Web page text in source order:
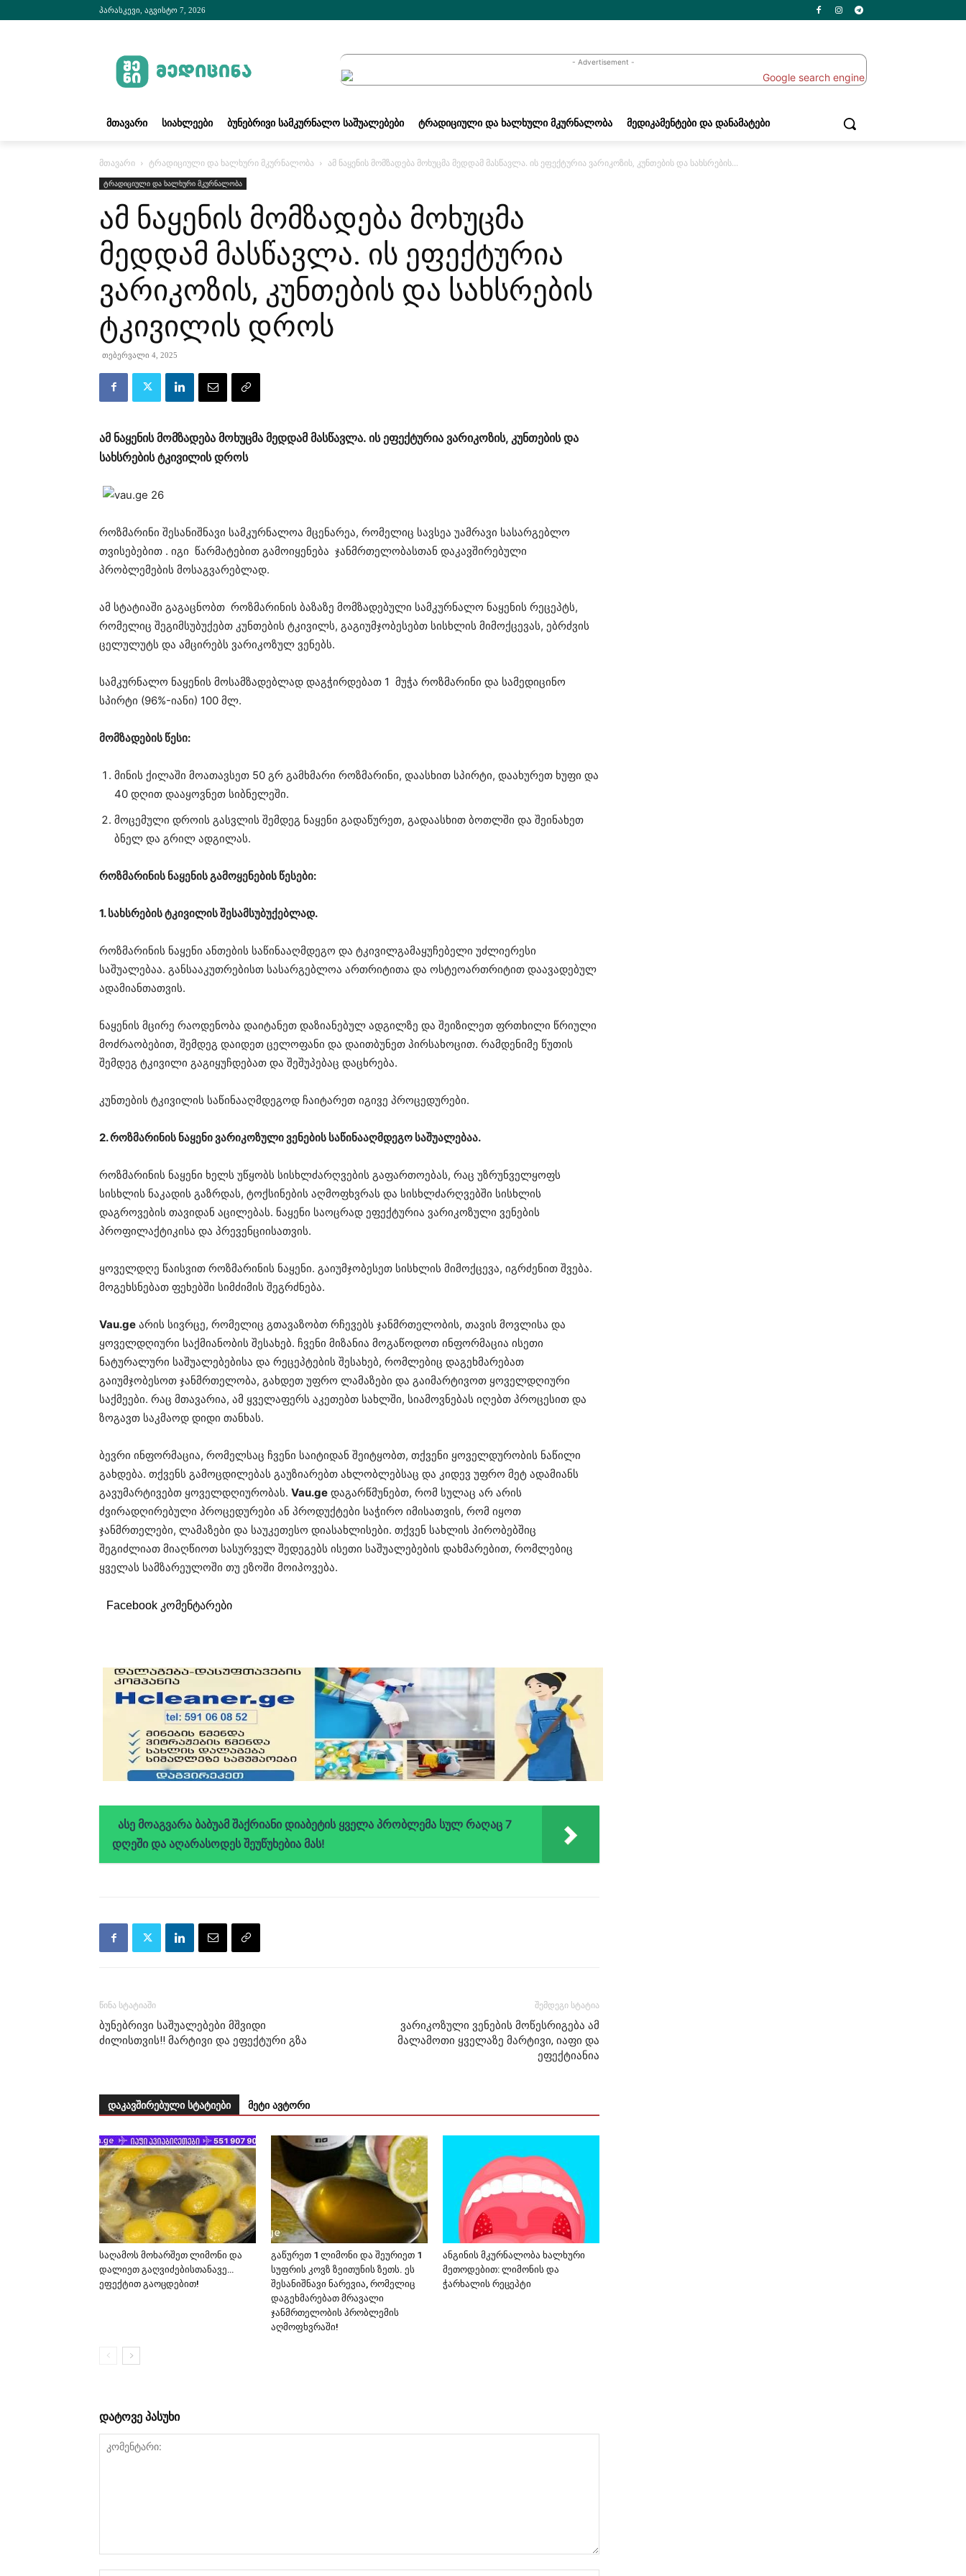
პარასკევი, აგვისტო 7, 2026
- Advertisement -
ᲛᲗᲐᲕᲐᲠᲘ ᲡᲘᲐᲮᲚᲔᲔᲑᲘ ᲑᲣᲜᲔᲑᲠᲘᲕᲘ ᲡᲐᲛᲙᲣᲠᲜᲐᲚᲝ ᲡᲐᲨᲣᲐᲚᲔᲑᲔᲑᲘ ᲢᲠᲐᲓᲘᲪᲘᲣᲚᲘ ᲓᲐ ᲮᲐᲚᲮᲣᲚᲘ ᲛᲙᲣᲠᲜᲐᲚᲝᲑᲐ ᲛᲔᲓᲘᲙᲐᲛᲔᲜᲢᲔᲑᲘ ᲓᲐ ᲓᲐᲜᲐᲛᲐᲢᲔᲑᲘ
მთავარი ტრადიციული და ხალხური მკურნალობა ამ ნაყენის მომზადება მოხუცმა მედდამ მასწავლა. ის ეფექტურია ვარიკოზის, კუნთების და სახსრების...
ტრადიციული და ხალხური მკურნალობა
ამ ნაყენის მომზადება მოხუცმა
მედდამ მასწავლა. ის ეფექტურია
ვარიკოზის, კუნთების და სახსრების
ტკივილის დროს
თებერვალი 4, 2025
ამ ნაყენის მომზადება მოხუცმა მედდამ მასწავლა. ის ეფექტურია ვარიკოზის, კუნთების და
სახსრების ტკივილის დროს
როზმარინი შესანიშნავი სამკურნალოა მცენარეა, რომელიც სავსეა უამრავი სასარგებლო
თვისებებით . იგი წარმატებით გამოიყენება ჯანმრთელობასთან დაკავშირებული
პრობლემების მოსაგვარებლად.
ამ სტატიაში გაგაცნობთ როზმარინის ბაზაზე მომზადებული სამკურნალო ნაყენის რეცეპტს,
რომელიც შეგიმსუბუქებთ კუნთების ტკივილს, გაგიუმჯობესებთ სისხლის მიმოქცევას, ებრძვის
ცელულუტს და ამცირებს ვარიკოზულ ვენებს.
სამკურნალო ნაყენის მოსამზადებლად დაგჭირდებათ 1 მუჭა როზმარინი და სამედიცინო
სპირტი (96%-იანი) 100 მლ.
მომზადების წესი:
მინის ქილაში მოათავსეთ 50 გრ გამხმარი როზმარინი, დაასხით სპირტი, დაახურეთ ხუფი და
40 დღით დააყოვნეთ სიბნელეში.
მოცემული დროის გასვლის შემდეგ ნაყენი გადაწურეთ, გადაასხით ბოთლში და შეინახეთ
ბნელ და გრილ ადგილას.
როზმარინის ნაყენის გამოყენების წესები:
1. სახსრების ტკივილის შესამსუბუქებლად.
როზმარინის ნაყენი ანთების საწინააღმდეგო და ტკივილგამაყუჩებელი უძლიერესი
საშუალებაა. განსააკუთრებისთ სასარგებლოა ართრიტითა და ოსტეოართრიტით დაავადებულ
ადამიანთათვის.
ნაყენის მცირე რაოდენობა დაიტანეთ დაზიანებულ ადგილზე და შეიზილეთ ფრთხილი წრიული
მოძრაობებით, შემდეგ დაიდეთ ცელოფანი და დაითბუნეთ პირსახოცით. რამდენიმე წუთის
შემდეგ ტკივილი გაგიყუჩდებათ და შეშუპებაც დაცხრება.
კუნთების ტკივილის საწინააღმდეგოდ ჩაიტარეთ იგივე პროცედურები.
2. როზმარინის ნაყენი ვარიკოზული ვენების საწინააღმდეგო საშუალებაა.
როზმარინის ნაყენი ხელს უწყობს სისხლძარღვების გაფართოებას, რაც უზრუნველყოფს
სისხლის ნაკადის გაზრდას, ტოქსინების აღმოფხვრას და სისხლძარღვებში სისხლის
დაგროვების თავიდან აცილებას. ნაყენი საოცრად ეფექტურია ვარიკოზული ვენების
პროფილაქტიკისა და პრევენციისათვის.
ყოველდღე წაისვით როზმარინის ნაყენი. გაიუმჯობესეთ სისხლის მიმოქცევა, იგრძენით შვება.
მოგეხსნებათ ფეხებში სიმძიმის შეგრძნება.
Vau.ge არის სივრცე, რომელიც გთავაზობთ რჩევებს ჯანმრთელობის, თავის მოვლისა და
ყოველდღიური საქმიანობის შესახებ. ჩვენი მიზანია მოგაწოდოთ ინფორმაცია ისეთი
ნატურალური საშუალებებისა და რეცეპტების შესახებ, რომლებიც დაგეხმარებათ
გაიუმჯობესოთ ჯანმრთელობა, გახდეთ უფრო ლამაზები და გაიმარტივოთ ყოველდღიური
საქმეები. რაც მთავარია, ამ ყველაფერს აკეთებთ სახლში, სიამოვნებას იღებთ პროცესით და
ზოგავთ საკმაოდ დიდი თანხას.
ბევრი ინფორმაცია, რომელსაც ჩვენი საიტიდან შეიტყობთ, თქვენი ყოველდურობის ნაწილი
გახდება. თქვენს გამოცდილებას გაუზიარებთ ახლობლებსაც და კიდევ უფრო მეტ ადამიანს
გავუმარტივებთ ყოველდღიურობას. Vau.ge დაგარწმუნებთ, რომ სულაც არ არის
ძვირადღირებული პროცედურები ან პროდუქტები საჭირო იმისათვის, რომ იყოთ
ჯანმრთელები, ლამაზები და საუკეთესო დიასახლისები. თქვენ სახლის პირობებშიც
შეგიძლიათ მიაღწიოთ სასურველ შედეგებს ისეთი საშუალებების დახმარებით, რომლებიც
ყველას სამზარეულოში თუ ეზოში მოიპოვება.
Facebook კომენტარები
ასე მოაგვარა ბაბუამ შაქრიანი დიაბეტის ყველა პრობლემა სულ რაღაც 7
დღეში და აღარასოდეს შეუწუხებია მას!
წინა სტატიაში
ბუნებრივი საშუალებები მშვიდი
ძილისთვის!! მარტივი და ეფექტური გზა
შემდეგი სტატია
ვარიკოზული ვენების მოწესრიგება ამ
მალამოთი ყველაზე მარტივი, იაფი და
ეფექტიანია
დაკავშირებული სტატიები მეტი ავტორი
საღამოს მოხარშეთ ლიმონი და
დალიეთ გაღვიძებისთანავე…
ეფექტით გაოცდებით!
გაწურეთ 1 ლიმონი და შეურიეთ 1
სუფრის კოვზ ზეითუნის ზეთს. ეს
შესანიშნავი ნარევია, რომელიც
დაგეხმარებათ მრავალი
ჯანმრთელობის პრობლემის
აღმოფხვრაში!
ანგინის მკურნალობა ხალხური
მეთოდებით: ლიმონის და
ჭარხალის რეცეპტი
დატოვე პასუხი